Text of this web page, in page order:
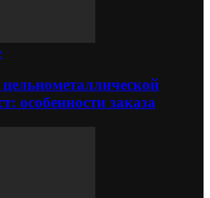
особенности заказа